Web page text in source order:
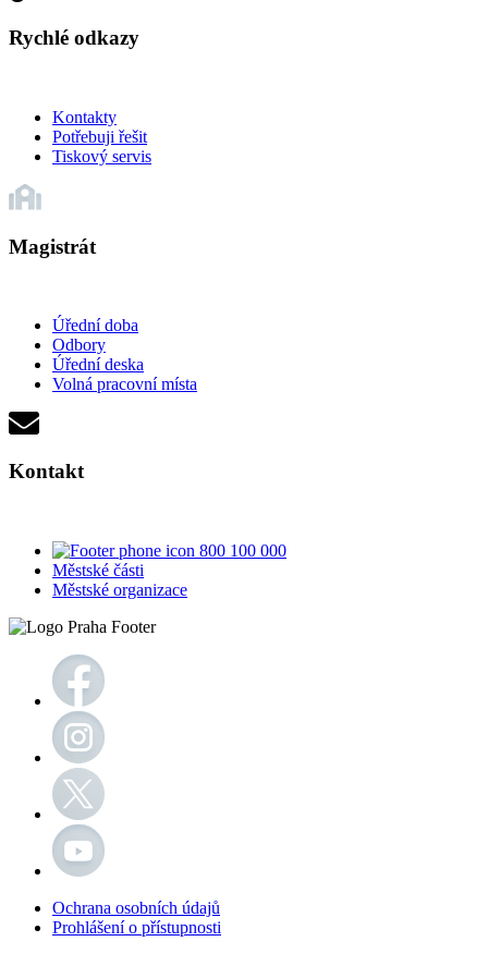
Rychlé odkazy
Kontakty
Potřebuji řešit
Tiskový servis
Magistrát
Úřední doba
Odbory
Úřední deska
Volná pracovní místa
Kontakt
800 100 000
Městské části
Městské organizace
Ochrana osobních údajů
Prohlášení o přístupnosti